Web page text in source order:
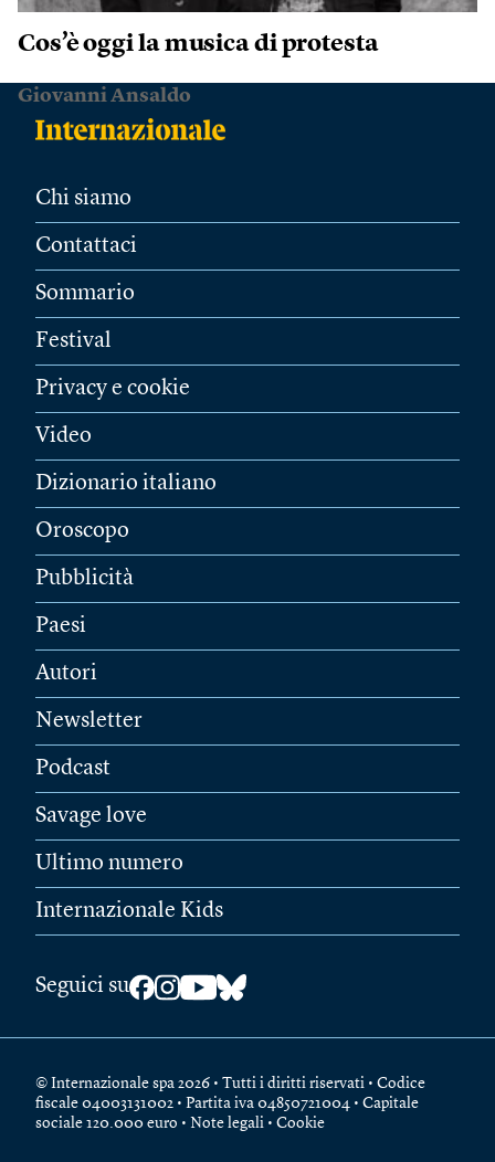
Cos’è oggi la musica di protesta
Giovanni Ansaldo
Chi siamo
Contattaci
Sommario
Festival
Privacy e cookie
Video
Dizionario italiano
Oroscopo
Pubblicità
Paesi
Autori
Newsletter
Podcast
Savage love
Ultimo numero
Internazionale Kids
Seguici su
© Internazionale spa 2026 • Tutti i diritti riservati • Codice
fiscale 04003131002 • Partita iva 04850721004 • Capitale
sociale 120.000 euro • Note legali • Cookie